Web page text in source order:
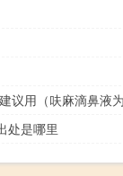
议用（呋麻滴鼻液为
处是哪里